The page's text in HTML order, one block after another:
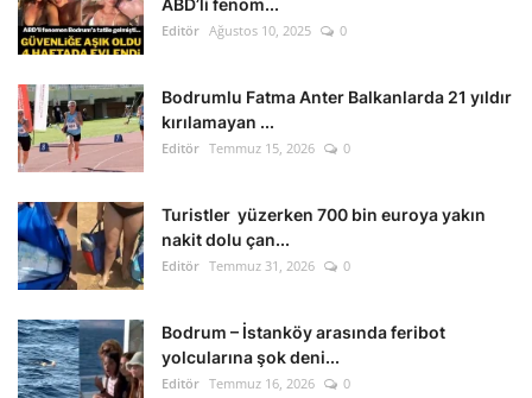
Kültür Sanat Tarih
Sağlık
Ekonomi
Gündem
Dünya
ABD’li fenom...
Editör Ağustos 10, 2025 0
Bodrumlu Fatma Anter Balkanlarda 21 yıldır
kırılamayan ...
Editör Temmuz 15, 2026 0
Turistler yüzerken 700 bin euroya yakın
nakit dolu çan...
Editör Temmuz 31, 2026 0
Bodrum – İstanköy arasında feribot
yolcularına şok deni...
Editör Temmuz 16, 2026 0